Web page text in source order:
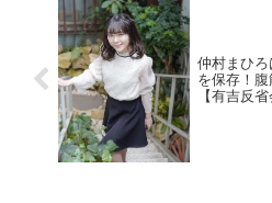
仲村まひ
を保存！
【有吉反省